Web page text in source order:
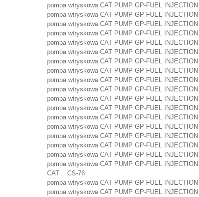
pompa wtryskowa CAT PUMP GP-FUEL
pompa wtryskowa CAT PUMP GP-FUEL
pompa wtryskowa CAT PUMP GP-FUEL
pompa wtryskowa CAT PUMP GP-FUEL
pompa wtryskowa CAT PUMP GP-FUEL
pompa wtryskowa CAT PUMP GP-FUEL
pompa wtryskowa CAT PUMP GP-FUEL
pompa wtryskowa CAT PUMP GP-FUEL
pompa wtryskowa CAT PUMP GP-FUEL
pompa wtryskowa CAT PUMP GP-FUEL
pompa wtryskowa CAT PUMP GP-FUEL
pompa wtryskowa CAT PUMP GP-FUEL
pompa wtryskowa CAT PUMP GP-FUEL
pompa wtryskowa CAT PUMP GP-FUEL
pompa wtryskowa CAT PUMP GP-FUEL
pompa wtryskowa CAT PUMP GP-FUEL
pompa wtryskowa CAT PUMP GP-FUEL
pompa wtryskowa CAT PUMP GP-FUEL
CAT CS-76
pompa wtryskowa CAT PUMP GP-FUEL
pompa wtryskowa CAT PUMP GP-FUEL